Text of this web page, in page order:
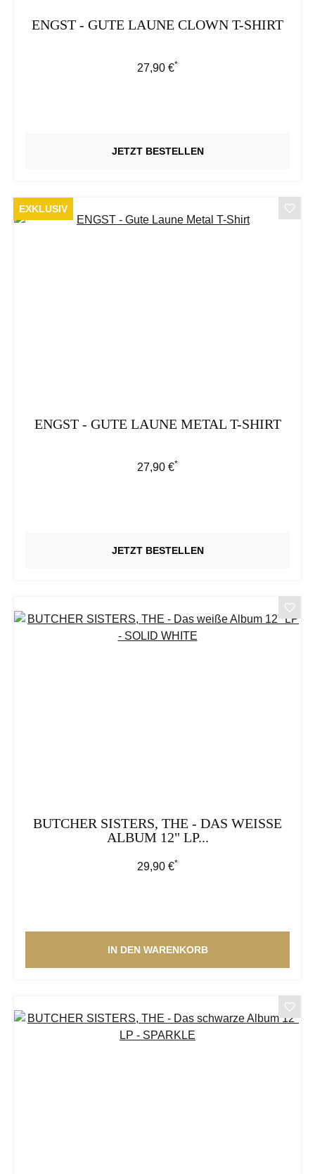
ENGST - GUTE LAUNE CLOWN T-SHIRT
Regulärer Preis:
27,90 €*
JETZT BESTELLEN
EXKLUSIV
ENGST - GUTE LAUNE METAL T-SHIRT
Regulärer Preis:
27,90 €*
JETZT BESTELLEN
BUTCHER SISTERS, THE - DAS WEISSE
ALBUM 12" LP...
Regulärer Preis:
29,90 €*
IN DEN WARENKORB